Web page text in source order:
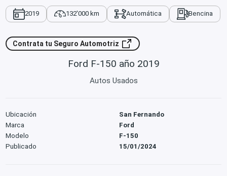
2019 132'000 km Automática Bencina
Contrata tu Seguro Automotriz
Ford F-150 año 2019
Autos Usados
Ubicación
San Fernando
Marca
Ford
Modelo
F-150
Publicado
15/01/2024